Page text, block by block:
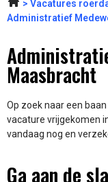
Vacatures
Administratief
Maasbracht
Op zoek naar een
vacature vrijgekomen
vandaag nog en
Ga aan de